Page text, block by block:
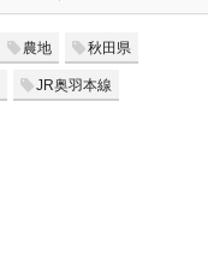
農地 秋田県
JR奥羽本線